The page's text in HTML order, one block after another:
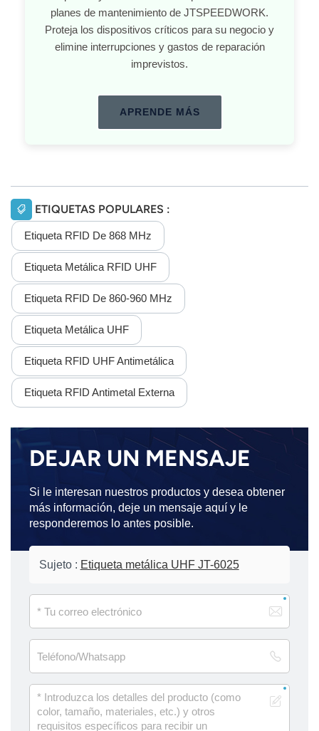
planes de mantenimiento de JTSPEEDWORK.
Proteja los dispositivos críticos para su negocio y
elimine interrupciones y gastos de reparación
imprevistos.
APRENDE MÁS
ETIQUETAS POPULARES :
Etiqueta RFID De 868 MHz
Etiqueta Metálica RFID UHF
Etiqueta RFID De 860-960 MHz
Etiqueta Metálica UHF
Etiqueta RFID UHF Antimetálica
Etiqueta RFID Antimetal Externa
DEJAR UN MENSAJE
Si le interesan nuestros productos y desea obtener
más información, deje un mensaje aquí y le
responderemos lo antes posible.
Sujeto : Etiqueta metálica UHF JT-6025